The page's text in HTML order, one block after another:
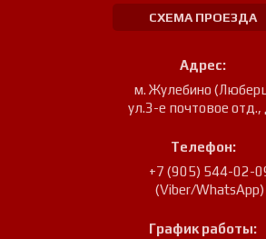
СХЕМА ПРОЕЗДА
Адрес:
м. Жулебино
ул.3-е почтовое отд.,
Телефон:
+7 (905) 544-02-
(Viber/WhatsApp)
График работы: